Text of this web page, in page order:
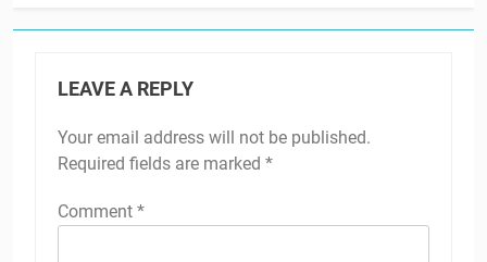
LEAVE A REPLY
Your email address will not be published.
Required fields are marked *
Comment *